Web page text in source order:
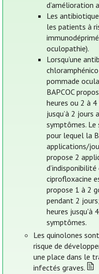
d’amélioration
Les
les patients à
oculopathie).
Lorsqu’une
pommade
BAPCOC
heures ou 2 à
jusqu’à 2 jours
symptômes. Le
pour lequel la
applications/
propose 2
ciprofloxacine
propose 1 à 2
pendant 2
heures jusqu'à
symptômes.
Les quinolones
risque de
une place dans le
infectés graves.